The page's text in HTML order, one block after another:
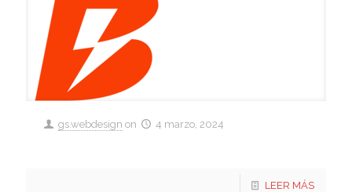
gs.webdesign on 4 marzo, 2024
LEER MÁS